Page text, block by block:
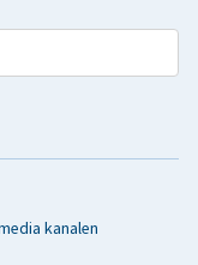
kanalen